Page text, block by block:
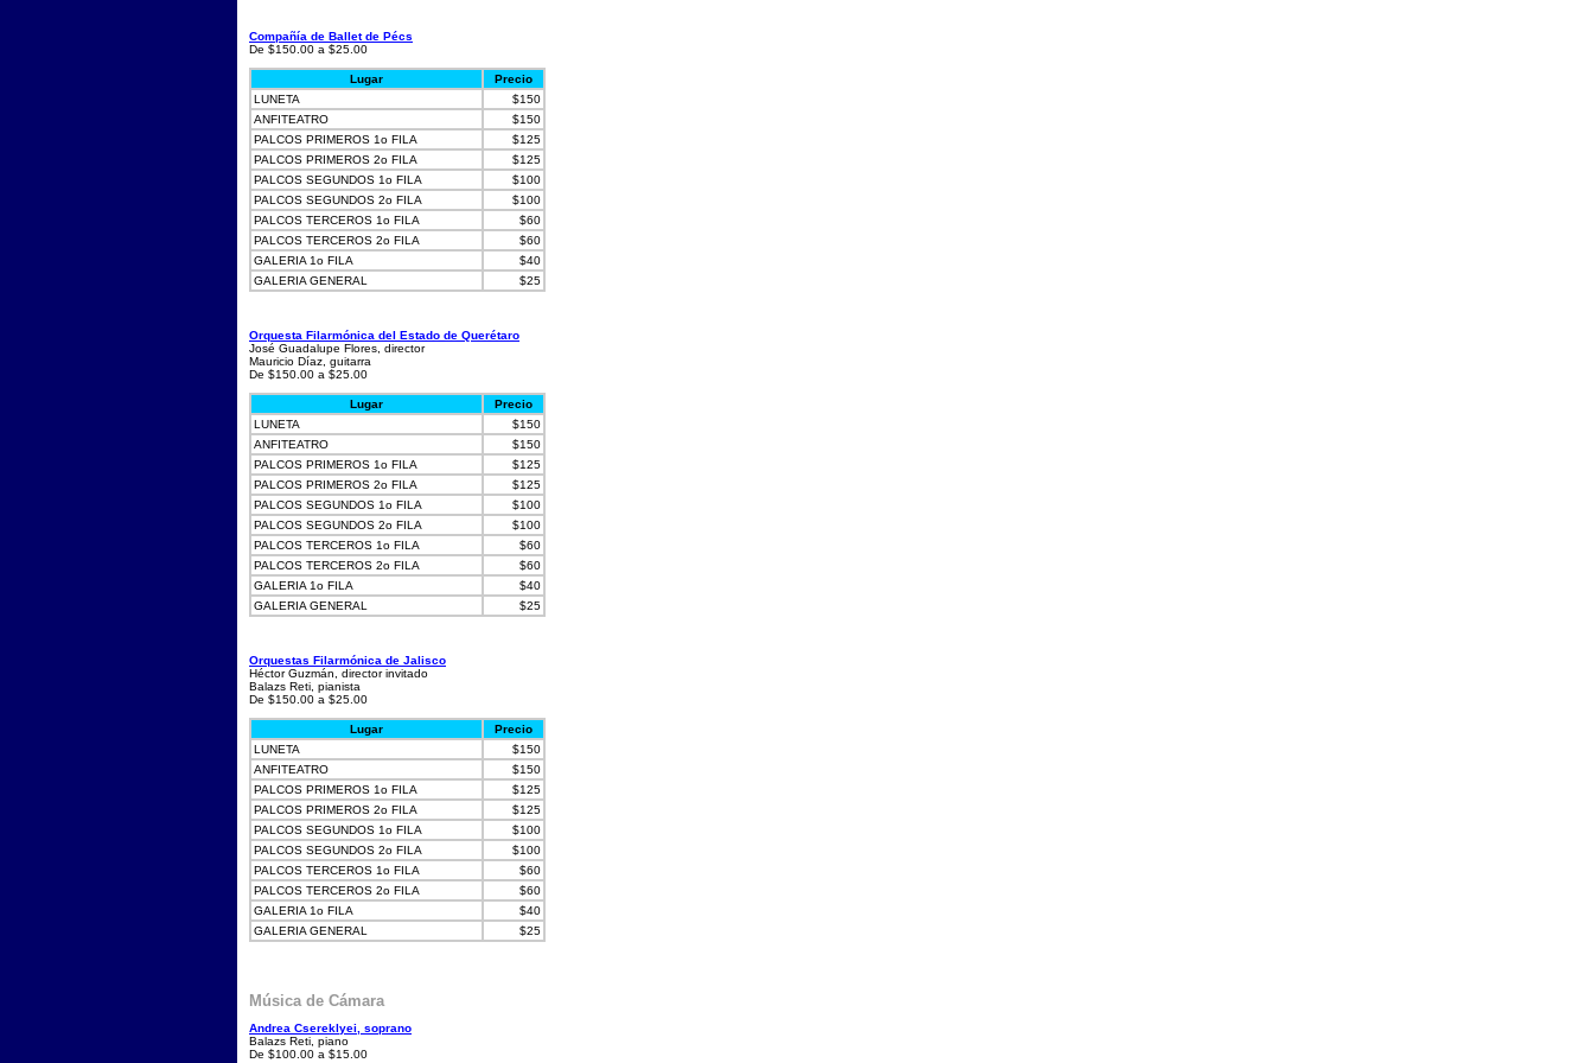
Compañía de Ballet de Pécs
De $150.00 a $25.00
Lugar
Precio
LUNETA
$150
ANFITEATRO
$150
PALCOS PRIMEROS 1o FILA
$125
PALCOS PRIMEROS 2o FILA
$125
PALCOS SEGUNDOS 1o FILA
$100
PALCOS SEGUNDOS 2o FILA
$100
PALCOS TERCEROS 1o FILA
$60
PALCOS TERCEROS 2o FILA
$60
GALERIA 1o FILA
$40
GALERIA GENERAL
$25
Orquesta Filarmónica del Estado de Querétaro
José Guadalupe Flores, director
Mauricio Díaz, guitarra
De $150.00 a $25.00
Lugar
Precio
LUNETA
$150
ANFITEATRO
$150
PALCOS PRIMEROS 1o FILA
$125
PALCOS PRIMEROS 2o FILA
$125
PALCOS SEGUNDOS 1o FILA
$100
PALCOS SEGUNDOS 2o FILA
$100
PALCOS TERCEROS 1o FILA
$60
PALCOS TERCEROS 2o FILA
$60
GALERIA 1o FILA
$40
GALERIA GENERAL
$25
Orquestas Filarmónica de Jalisco
Héctor Guzmán, director invitado
Balazs Reti, pianista
De $150.00 a $25.00
Lugar
Precio
LUNETA
$150
ANFITEATRO
$150
PALCOS PRIMEROS 1o FILA
$125
PALCOS PRIMEROS 2o FILA
$125
PALCOS SEGUNDOS 1o FILA
$100
PALCOS SEGUNDOS 2o FILA
$100
PALCOS TERCEROS 1o FILA
$60
PALCOS TERCEROS 2o FILA
$60
GALERIA 1o FILA
$40
GALERIA GENERAL
$25
Música de Cámara
Andrea Csereklyei, soprano
Balazs Reti, piano
De $100.00 a $15.00